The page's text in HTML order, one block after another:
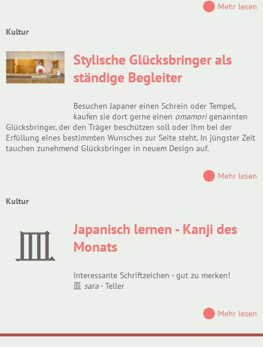
Mehr lesen
Kultur
Stylische Glücksbringer als
ständige Begleiter
Besuchen Japaner einen Schrein oder Tempel,
kaufen sie dort gerne einen omamorigenannten
Glücksbringer, der den Träger beschützen soll oder ihm bei der
Erfüllung eines bestimmten Wunsches zur Seite steht. In jüngster Zeit
tauchen zunehmend Glücksbringer in neuem Design auf.
Mehr lesen
Kultur
Japanisch lernen - Kanji des
Monats
Interessante Schriftzeichen - gut zu merken!
皿 sara- Teller
Mehr lesen